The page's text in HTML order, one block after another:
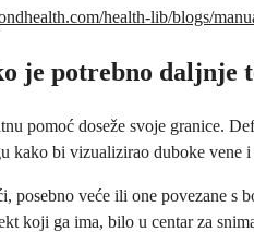
health-lib/blogs/
je potrebno daljnje
pomoć doseže svoje granice.
kako bi vizualizirao duboke
posebno veće ili one povezane
koji ga ima, bilo u centar za